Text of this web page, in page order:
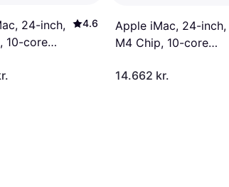
24-inch,
10-core
4.6
Apple iMac, 24-inch,
M4 Chip, 10-core
16GB Unified
14.662 kr.